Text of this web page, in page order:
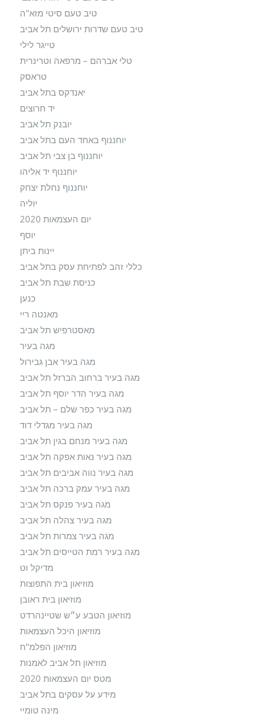
טיב טעם סיטי מזא"ה
טיב טעם שדרות ירושלים תל אביב
טייגר לילי
טלי אברהם – מרפאה וטרינרית
טראסק
יאנדקס בתל אביב
יד חרוצים
יובנק תל אביב
יוחננוף באחד העם בתל אביב
יוחננוף בן צבי תל אביב
יוחננוף יד אליהו
יוחננוף נחלת יצחק
יוליה
יום העצמאות 2020
יוסף
יינות ביתן
כללי זהב לפתיחת עסק בתל אביב
כניסת שבת תל אביב
כנען
מאנטה ריי
מאסטרפיש תל אביב
מגה בעיר
מגה בעיר אבן גבירול
מגה בעיר ברחוב הברזל תל אביב
מגה בעיר הדר יוסף תל אביב
מגה בעיר כפר שלם – תל אביב
מגה בעיר מגדלי דוד
מגה בעיר מנחם בגין תל אביב
מגה בעיר נאות אפקה תל אביב
מגה בעיר נווה אביבים תל אביב
מגה בעיר עמק ברכה תל אביב
מגה בעיר פנקס תל אביב
מגה בעיר צהלה תל אביב
מגה בעיר צמרות תל אביב
מגה בעיר רמת הטייסים תל אביב
מדיקל וט
מוזיאון בית התפוצות
מוזיאון בית ראובן
מוזיאון הטבע ע״ש שטיינהרדט
מוזיאון היכל העצמאות
מוזיאון הפלמ"ח
מוזיאון תל אביב לאמנות
מטס יום העצמאות 2020
מידע על עסקים בתל אביב
מינה טומיי